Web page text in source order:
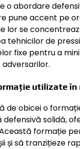
o abordare
pune accent pe
lor se
tehnicilor de
fixe pentru a
utilizate în
de obicei o
solidă,
formație
și să tranzițieze